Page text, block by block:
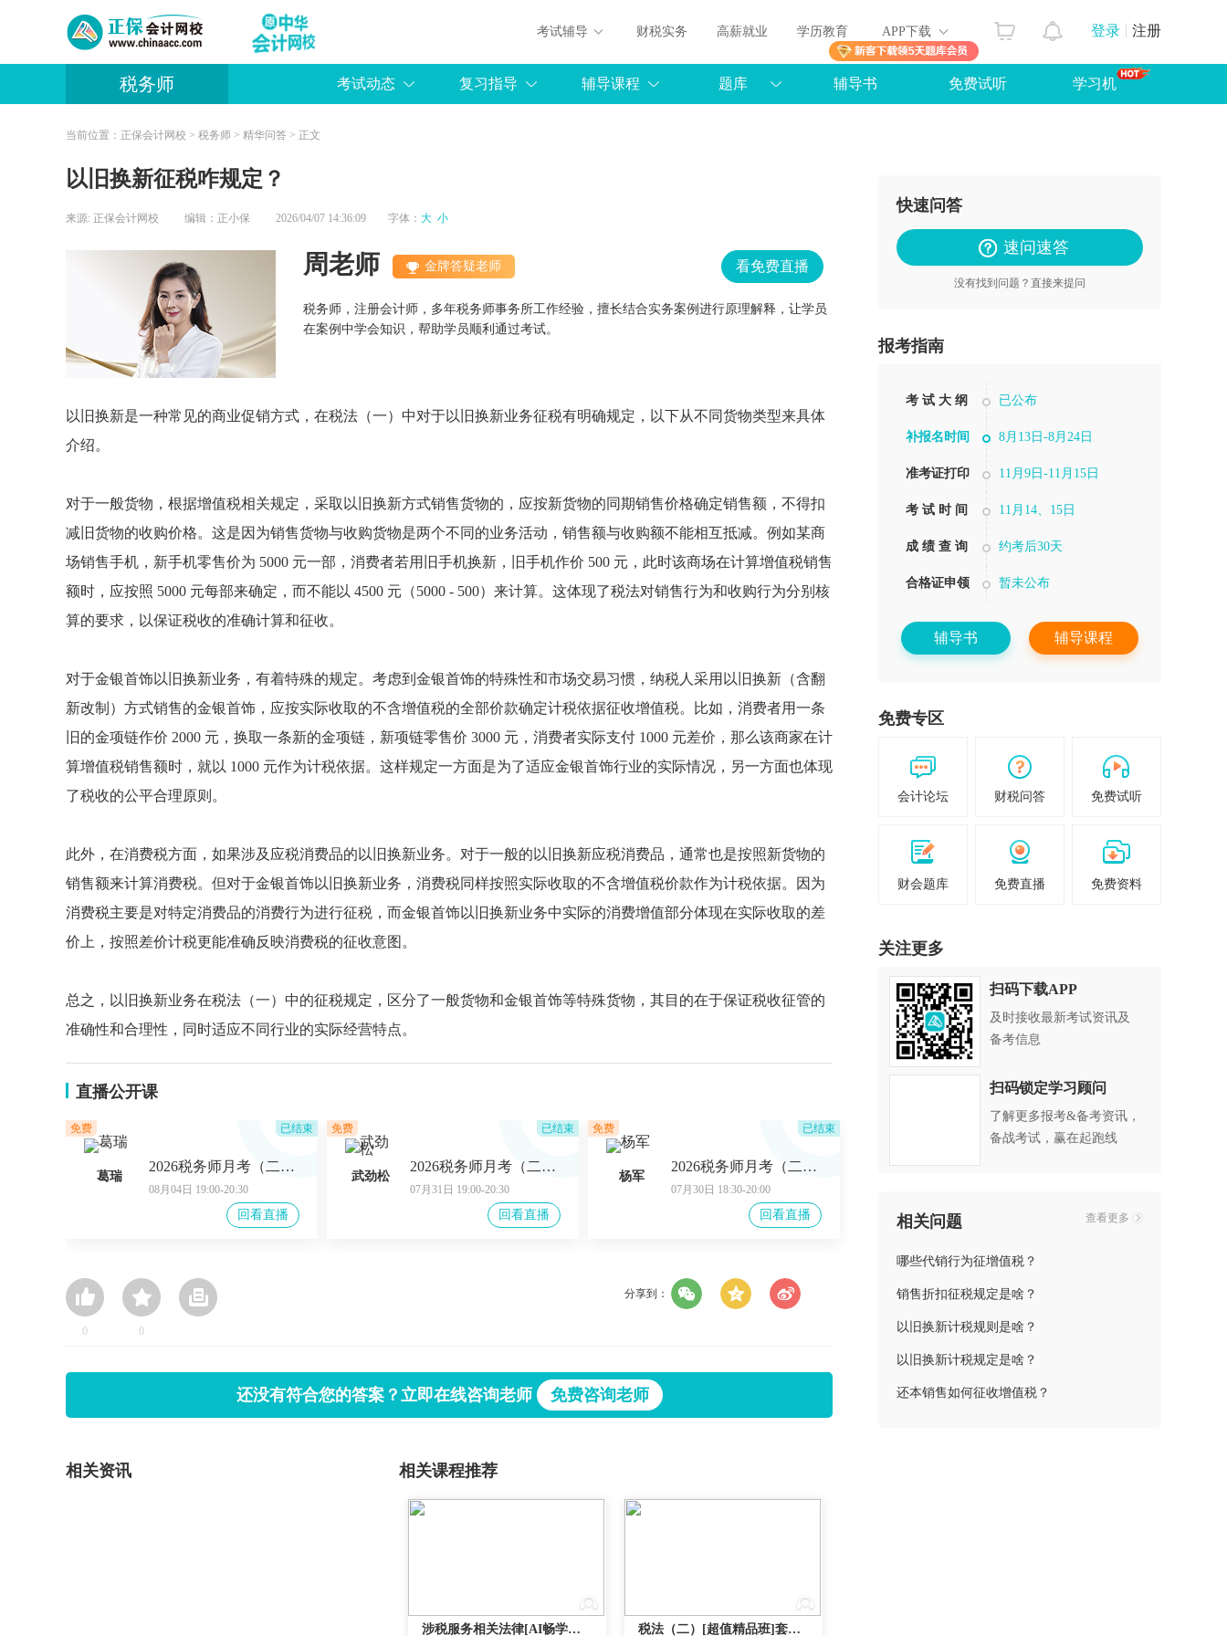
登录 注册
考试辅导 财税实务 高薪就业 学历教育 APP下载
税务师 考试动态 复习指导 辅导课程 题库 辅导书 免费试听 学习机
当前位置： 正保会计网校 > 税务师 > 精华问答 > 正文
以旧换新征税咋规定？
来源: 正保会计网校 编辑：正小保 2026/04/07 14:36:09 字体： 大 小
看免费直播
周老师 金牌答疑老师
税务师，注册会计师，多年税务师事务所工作经验，擅长结合实务案例进行原理解释，让学员
在案例中学会知识，帮助学员顺利通过考试。
以旧换新是一种常见的商业促销方式，在税法（一）中对于以旧换新业务征税有明确规定，以下从不同货物类型来具体
介绍。
对于一般货物，根据增值税相关规定，采取以旧换新方式销售货物的，应按新货物的同期销售价格确定销售额，不得扣
减旧货物的收购价格。这是因为销售货物与收购货物是两个不同的业务活动，销售额与收购额不能相互抵减。例如某商
场销售手机，新手机零售价为 5000 元一部，消费者若用旧手机换新，旧手机作价 500 元，此时该商场在计算增值税销售
额时，应按照 5000 元每部来确定，而不能以 4500 元（5000 - 500）来计算。这体现了税法对销售行为和收购行为分别核
算的要求，以保证税收的准确计算和征收。
对于金银首饰以旧换新业务，有着特殊的规定。考虑到金银首饰的特殊性和市场交易习惯，纳税人采用以旧换新（含翻
新改制）方式销售的金银首饰，应按实际收取的不含增值税的全部价款确定计税依据征收增值税。比如，消费者用一条
旧的金项链作价 2000 元，换取一条新的金项链，新项链零售价 3000 元，消费者实际支付 1000 元差价，那么该商家在计
算增值税销售额时，就以 1000 元作为计税依据。这样规定一方面是为了适应金银首饰行业的实际情况，另一方面也体现
了税收的公平合理原则。
此外，在消费税方面，如果涉及应税消费品的以旧换新业务。对于一般的以旧换新应税消费品，通常也是按照新货物的
销售额来计算消费税。但对于金银首饰以旧换新业务，消费税同样按照实际收取的不含增值税价款作为计税依据。因为
消费税主要是对特定消费品的消费行为进行征税，而金银首饰以旧换新业务中实际的消费增值部分体现在实际收取的差
价上，按照差价计税更能准确反映消费税的征收意图。
总之，以旧换新业务在税法（一）中的征税规定，区分了一般货物和金银首饰等特殊货物，其目的在于保证税收征管的
准确性和合理性，同时适应不同行业的实际经营特点。
直播公开课
免费 已结束
葛瑞
2026税务师月考（二轮）复盘-税法（一）
08月04日 19:00-20:30
回看直播
免费 已结束
武劲松
2026税务师月考（二轮）复盘-涉税服务相关法律
07月31日 19:00-20:30
回看直播
免费 已结束
杨军
2026税务师月考（二轮）复盘-税法（二）
07月30日 18:30-20:00
回看直播
0 0
分享到：
还没有符合您的答案？立即在线咨询老师 免费咨询老师
相关资讯 相关课程推荐
涉税服务相关法律[AI畅学旗舰班]套餐A2026 税法（二）[超值精品班]套餐A2026
快速问答
速问速答
没有找到问题？直接来提问
报考指南
考 试 大 纲 已公布
补报名时间 8月13日-8月24日
准考证打印 11月9日-11月15日
考 试 时 间 11月14、15日
成 绩 查 询 约考后30天
合格证申领 暂未公布
辅导书 辅导课程
免费专区
会计论坛 财税问答 免费试听
财会题库 免费直播 免费资料
关注更多
扫码下载APP
及时接收最新考试资讯及
备考信息
扫码锁定学习顾问
了解更多报考&备考资讯，
备战考试，赢在起跑线
查看更多
相关问题
哪些代销行为征增值税？
销售折扣征税规定是啥？
以旧换新计税规则是啥？
以旧换新计税规定是啥？
还本销售如何征收增值税？